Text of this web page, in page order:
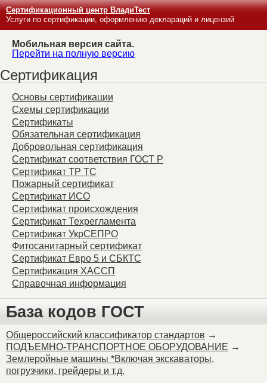
Сертификационный центр ВладиТест
Услуги по сертификации, оформлению деклараций и лицензий
Мобильная версия сайта.
Перейти на полную версию
Сертификация
Основы сертификации
Схемы сертификации
Сертификаты
Обязательная сертификация
Добровольная сертификация
Сертификат соответствия ГОСТ Р
Сертификат ТР ТС
Пожарный сертификат
Сертификат ИСО
Сертификат происхождения
Сертификат Техрегламента
Сертификат УкрСЕПРО
Фитосанитарный сертификат
Сертификат Евро 5 и СБКТС
Сертификация ХАССП
Справочная информация
База кодов ГОСТ
Общероссийский классификатор стандартов →
ПОДЪЕМНО-ТРАНСПОРТНОЕ ОБОРУДОВАНИЕ →
Землеройные машины *Включая экскаваторы,
погрузчики, грейдеры и т.д.